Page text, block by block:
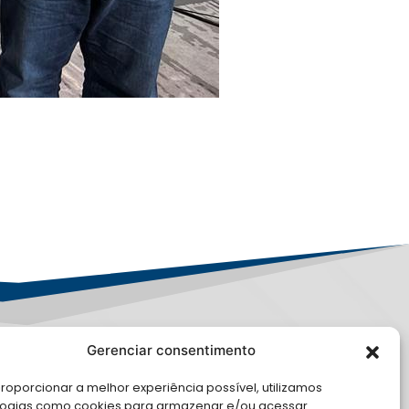
Gerenciar consentimento
a melhor experiência possível, utilizamos
CONOSCO